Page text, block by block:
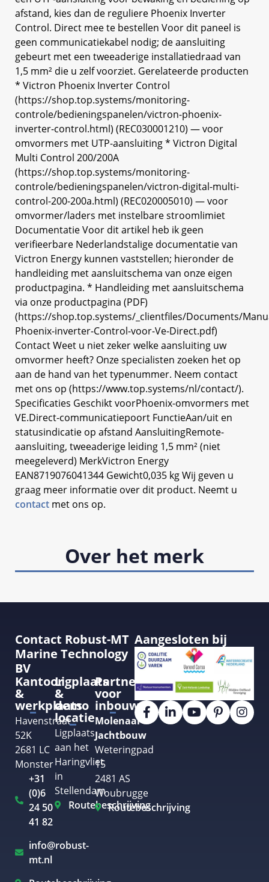
Over het merk
afstand, kies dan de reguliere Phoenix Inverter
Control. Direct mee te bestellen Voor dit paneel is
geen communicatiekabel nodig; de aansluiting
gebeurt met een tweeaderige installatiedraad van
1,5 mm² die u zelf voorziet. Gerelateerde producten
* Victron Phoenix Inverter Control
(https://shop.top.systems/monitoring-
controle/bedieningspanelen/victron-phoenix-
inverter-control.html) (REC030001210) — voor
omvormers met UTP-aansluiting * Victron Digital
Multi Control 200/200A
(https://shop.top.systems/monitoring-
controle/bedieningspanelen/victron-digital-multi-
control-200-200a.html) (REC020005010) — voor
omvormer/laders met instelbare stroomlimiet
Documentatie Voor dit artikel heb ik geen
verifieerbare Nederlandstalige documentatie van
Victron Energy kunnen vaststellen; hieronder de
handleiding met aansluitschema van onze eigen
productpagina. * Handleiding met aansluitschema
via onze productpagina (PDF)
(https://shop.top.systems/_clientfiles/Documents/
Phoenix-inverter-Control-voor-Ve-Direct.pdf)
Contact Weet u niet zeker welke aansluiting uw
omvormer heeft? Onze specialisten zoeken het op
aan de hand van het typenummer. Neem contact
met ons op (https://www.top.systems/nl/contact/).
Specificaties Geschikt voorPhoenix-omvormers met
VE.Direct-communicatiepoort FunctieAan/uit en
statusindicatie op afstand AansluitingRemote-
aansluiting, tweeaderige leiding 1,5 mm² (niet
meegeleverd) MerkVictron Energy
EAN8719076041344 Gewicht0,035 kg Wij geven u
graag meer informatie over dit product. Neemt u
contact met ons op.
Contact Robust-MT
Marine Technology
BV
Kantoor
&
werkplaats
Havenstraat
52K
2681 LC
Monster
+31
(0)6
24 50
41 82
info@robust-
mt.nl
Ligplaats
&
demo
locatie
Ligplaats
aan het
Haringvliet
in
Stellendam
Routebeschrijving
Partner
voor
inbouw
Molenaar
Jachtbouw
Weteringpad
15
2481 AS
Woubrugge
Routebeschrijving
Aangesloten bij